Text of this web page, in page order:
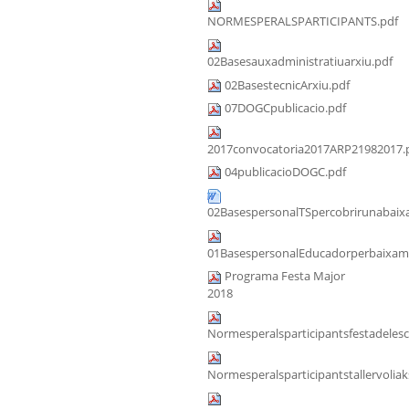
NORMESPERALSPARTICIPANTS.pdf
02Basesauxadministratiuarxiu.pdf
02BasestecnicArxiu.pdf
07DOGCpublicacio.pdf
04publicacioDOGC.pdf
Programa Festa Major
2018